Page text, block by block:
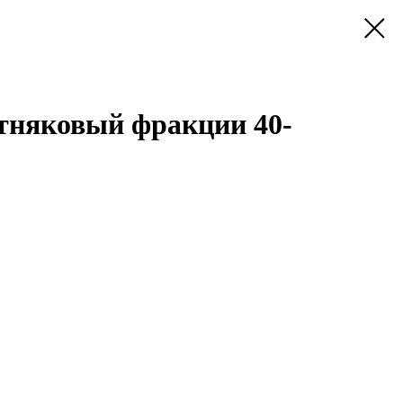
фракции 40-